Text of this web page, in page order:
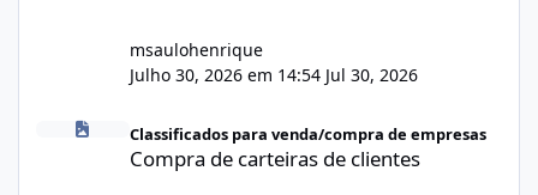
msaulohenrique
Julho 30, 2026 em 14:54 Jul 30, 2026
Compra de carteiras de clientes
Classificados para venda/compra de empresas
Compra de carteiras de clientes